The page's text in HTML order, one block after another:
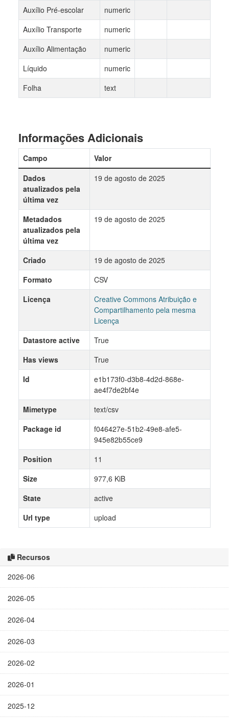
Recursos
2026-06
2026-05
2026-04
2026-03
2026-02
2026-01
2025-12
Auxílio Pré-escolar
numeric
Auxílio Transporte
numeric
Auxílio Alimentação
numeric
Líquido
numeric
Folha
text
Informações Adicionais
Campo
Valor
Dados
atualizados pela
última vez
19 de agosto de 2025
Metadados
atualizados pela
última vez
19 de agosto de 2025
Criado
19 de agosto de 2025
Formato
CSV
Licença
Creative Commons Atribuição e
Compartilhamento pela mesma
Licença
Datastore active
True
Has views
True
Id
e1b173f0-d3b8-4d2d-868e-
ae4f7de2bf4e
Mimetype
text/csv
Package id
f046427e-51b2-49e8-afe5-
945e82b55ce9
Position
11
Size
977,6 KiB
State
active
Url type
upload